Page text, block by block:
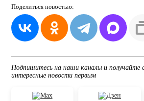
Поделиться новостью:
Подпишитесь на наши каналы и получайте
интересные новости первым